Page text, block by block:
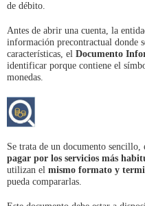
de débito.
Antes de abrir una cuenta, la
información precontractual donde
características, el Documento
identificar porque contiene el
monedas.
Se trata de un documento sencillo,
pagar por los servicios más
utilizan el mismo formato y
pueda compararlas.